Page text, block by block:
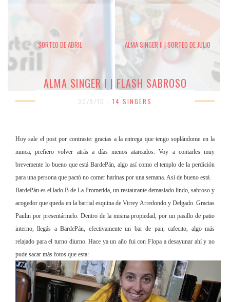
SORTEO DE ABRIL ALMA SINGER II | SORTEO DE JULIO
ALMA SINGER I | FLASH SABROSO
30/9/10 - 14 SINGERS
Hoy sale el post por contraste: gracias a la entrega que tengo soplándome en la
nunca, prefiero volver atrás a días menos atareados. Voy a contarles muy
brevemente lo bueno que está BardePán, algo así como el templo de la perdición
para una persona que pactó no comer harinas por una semana. Así de bueno está.
BardePán es el lado B de La Prometida, un restaurante demasiado lindo, sabroso y
acogedor que queda en la barrial esquina de Virrey Arredondo y Delgado. Gracias
Paulin por presentármelo. Dentro de la misma propiedad, por un pasillo de patio
interno, llegás a BardePán, efectivamente un bar de pan, cafecito, algo más
relajado para el turno diurno. Hace ya un año fui con Flopa a desayunar ahí y no
pude sacar más fotos que esta: